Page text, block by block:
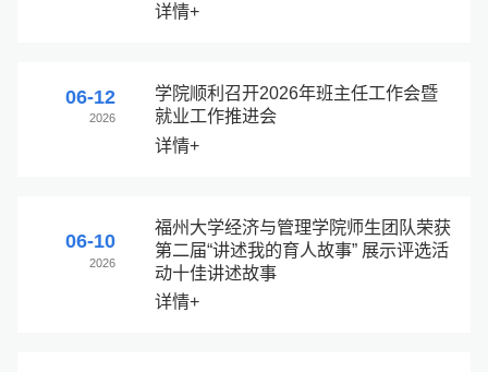
详情+
06-12
2026
学院顺利召开2026年班主任工作会暨
就业工作推进会
详情+
06-10
2026
福州大学经济与管理学院师生团队荣获
第二届“讲述我的育人故事” 展示评选活
动十佳讲述故事
详情+